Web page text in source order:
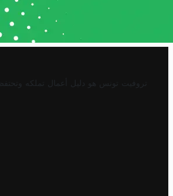
تروفيت تونس هو دليل أعمال تملكه